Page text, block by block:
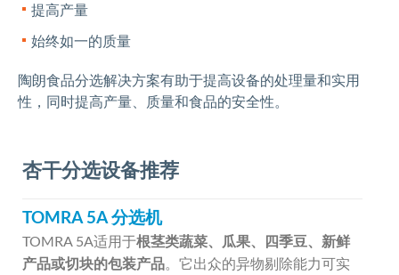
提高产量
始终如一的质量
陶朗食品分选解决方案有助于提高设备的处理量和实用
性，同时提高产量、质量和食品的安全性。
杏干分选设备推荐
TOMRA 5A 分选机
TOMRA 5A适用于根茎类蔬菜、瓜果、四季豆、新鲜
产品或切块的包装产品。它出众的异物剔除能力可实